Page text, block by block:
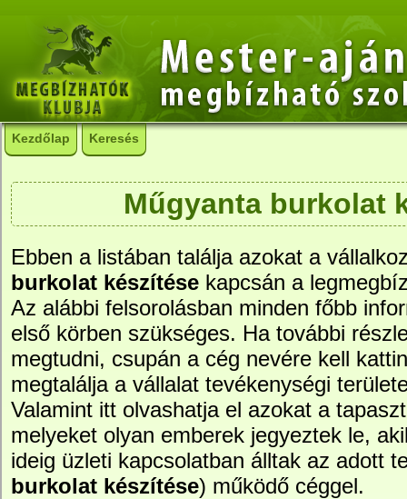
Kezdőlap Keresés
Műgyanta burkolat
Ebben a listában találja azokat a
burkolat készítése kapcsán a
Az alábbi felsorolásban minden főbb
első körben szükséges. Ha további
megtudni, csupán a cég nevére kell
megtalálja a vállalat tevékenységi
Valamint itt olvashatja el azokat a
melyeket olyan emberek jegyeztek le,
ideig üzleti kapcsolatban álltak az adott
burkolat készítése) működő céggel.